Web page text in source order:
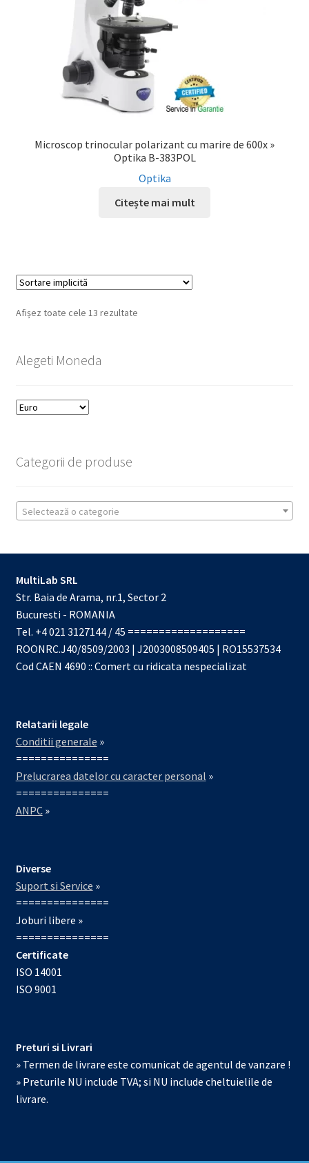
Microscop trinocular polarizant cu marire de 600x »
Optika B-383POL
Optika
Citește mai mult
Afișez toate cele 13 rezultate
Alegeti Moneda
Categorii de produse
Selectează o categorie
MultiLab SRL
Str. Baia de Arama, nr.1, Sector 2
Bucuresti - ROMANIA
Tel. +4 021 3127144 / 45 ===================
ROONRC.J40/8509/2003 | J2003008509405 | RO15537534
Cod CAEN 4690 :: Comert cu ridicata nespecializat
Relatarii legale
Conditii generale »
===============
Prelucrarea datelor cu caracter personal »
===============
ANPC»
Diverse
Suport si Service »
===============
Joburi libere »
===============
Certificate
ISO 14001
ISO 9001
Preturi si Livrari
» Termen de livrare este comunicat de agentul de vanzare !
» Preturile NU include TVA; si NU include cheltuielile de
livrare.